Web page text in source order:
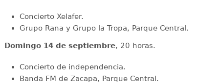
Concierto Xelafer.
Grupo Rana y Grupo la Tropa, Parque Central.
Domingo 14 de septiembre, 20 horas.
Concierto de independencia.
Banda FM de Zacapa, Parque Central.